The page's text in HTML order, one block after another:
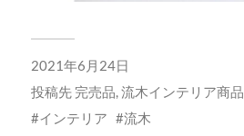
2021年6月24日
投稿先 完売品 流木インテリア商品
インテリア
流木